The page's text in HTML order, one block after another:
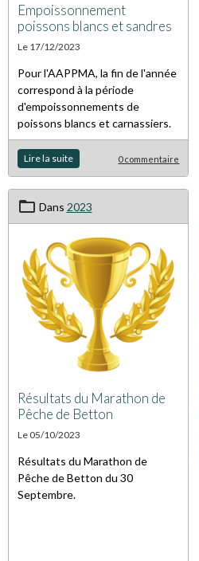
Empoissonnement
poissons blancs et sandres
Le 17/12/2023
Pour l'AAPPMA, la fin de l'année
correspond à la période
d'empoissonnements de
poissons blancs et carnassiers.
Lire la suite 0 commentaire
Dans 2023
Résultats du Marathon de
Pêche de Betton
Le 05/10/2023
Résultats du Marathon de
Pêche de Betton du 30
Septembre.